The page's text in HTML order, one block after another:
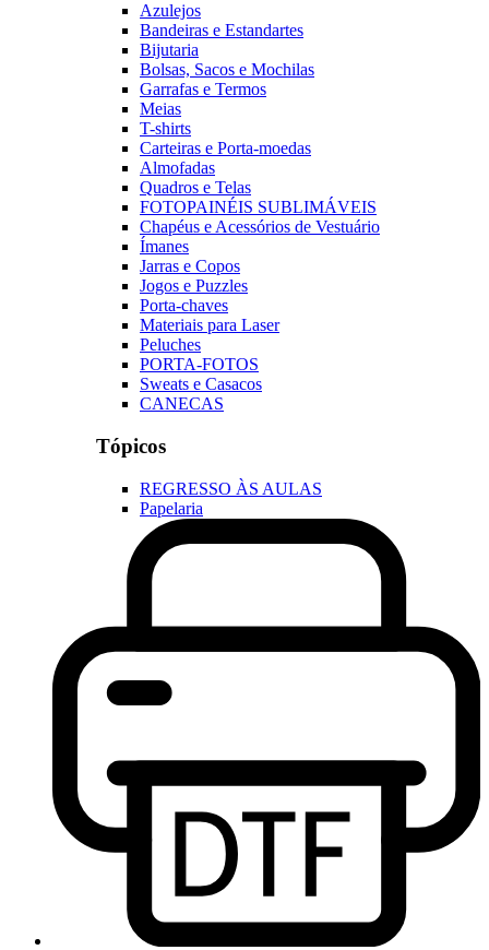
Azulejos
Bandeiras e Estandartes
Bijutaria
Bolsas, Sacos e Mochilas
Garrafas e Termos
Meias
T-shirts
Carteiras e Porta-moedas
Almofadas
Quadros e Telas
FOTOPAINÉIS SUBLIMÁVEIS
Chapéus e Acessórios de Vestuário
Ímanes
Jarras e Copos
Jogos e Puzzles
Porta-chaves
Materiais para Laser
Peluches
PORTA-FOTOS
Sweats e Casacos
CANECAS
Tópicos
REGRESSO ÀS AULAS
Papelaria